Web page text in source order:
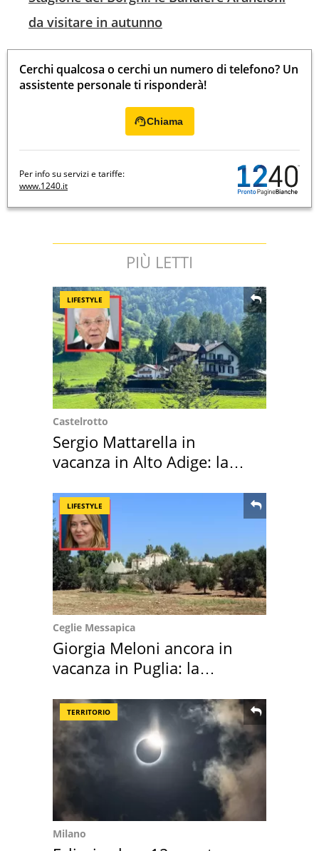
da visitare in autunno
Cerchi qualcosa o cerchi un numero di telefono? Un
assistente personale ti risponderà!
Chiama
Per info su servizi e tariffe:
www.1240.it
PIÙ LETTI
LIFESTYLE
Castelrotto
Sergio Mattarella in
vacanza in Alto Adige: la
LIFESTYLE
Ceglie Messapica
Giorgia Meloni ancora in
vacanza in Puglia: la
TERRITORIO
Milano